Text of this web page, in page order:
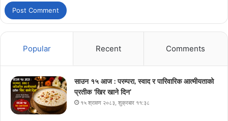
Popular Recent Comments
साउन १५ आज : परम्परा, स्वाद र पारिवारिक आत्मीयताको
प्रतीक ‘खिर खाने दिन’
१५ श्रावण २०८३, शुक्रबार ११:३८